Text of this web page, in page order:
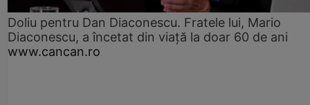
Doliu pentru Dan Diaconescu. Fratele lui, Mario
Diaconescu, a încetat din viață la doar 60 de ani
www.cancan.ro